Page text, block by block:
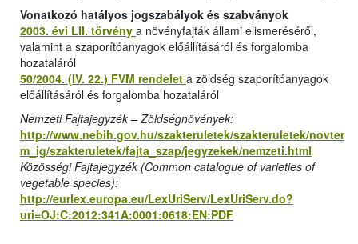
Vonatkozó hatályos jogszabályok és szabványok
2003. évi LII. törvény a növényfajták állami elismeréséről,
valamint a szaporítóanyagok előállításáról és forgalomba
hozataláról
50/2004. (IV. 22.) FVM rendelet a zöldség szaporítóanyagok
előállításáról és forgalomba hozataláról
Nemzeti Fajtajegyzék – Zöldségnövények:
http://www.nebih.gov.hu/szakteruletek/szakteruletek/novter
m_ig/szakteruletek/fajta_szap/jegyzekek/nemzeti.html
Közösségi Fajtajegyzék (Common catalogue of varieties of
vegetable species):
http://eurlex.europa.eu/LexUriServ/LexUriServ.do?
uri=OJ:C:2012:341A:0001:0618:EN:PDF